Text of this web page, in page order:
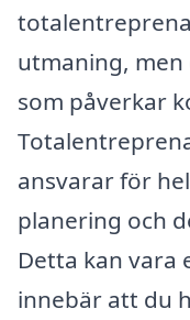
utmaning,
som påverkar
ansvarar för
planering och
Detta kan vara
innebär att du